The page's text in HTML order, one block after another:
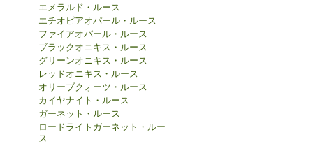
エメラルド・ルース
エチオピアオパール・ルース
ファイアオパール・ルース
ブラックオニキス・ルース
グリーンオニキス・ルース
レッドオニキス・ルース
オリーブクォーツ・ルース
カイヤナイト・ルース
ガーネット・ルース
ロードライトガーネット・ルー
ス